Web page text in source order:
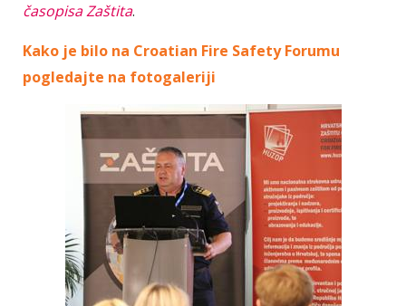
časopisa Zaštita.
Kako je bilo na Croatian Fire Safety Forumu
pogledajte na fotogaleriji